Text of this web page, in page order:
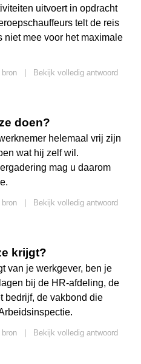
uitvoert in opdracht
telt de reis
niet mee voor het maximale
Bekijk volledig antwoord
doen?
helemaal vrij zijn
wat hij zelf wil.
mag u daarom
Bekijk volledig antwoord
krijgt?
van je werkgever, ben je
bij de HR-afdeling, de
bedrijf, de vakbond die
Bekijk volledig antwoord